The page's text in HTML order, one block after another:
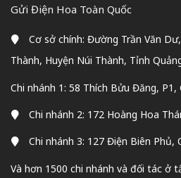
Gửi Điện Hoa Toàn Quốc
Cơ sở chính: Đường Trần Văn
Thành, Huyện Núi Thành, Tỉnh
Chi nhánh 1: 58 Thích Bửu Đăng, P1,
Chi nhánh 2: 172 Hoàng Hoa
Chi nhánh 3: 127 Điện Biên Phủ,
Và hơn 1500 chi nhánh và đối tác ở